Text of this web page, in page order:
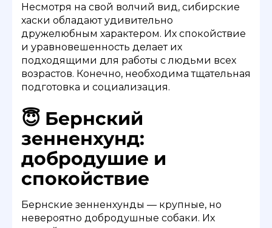
Несмотря на свой волчий вид, сибирские
хаски обладают удивительно
дружелюбным характером. Их спокойствие
и уравновешенность делает их
подходящими для работы с людьми всех
возрастов. Конечно, необходима тщательная
подготовка и социализация.
😇 Бернский
зенненхунд:
добродушие и
спокойствие
Бернские зенненхунды — крупные, но
невероятно добродушные собаки. Их